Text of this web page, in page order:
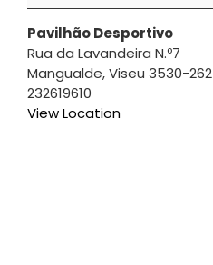
Ferreira
Pavilhão Desportivo
Rua da Lavandeira N.º7
Mangualde,Viseu 3530-262
232619610
View Location